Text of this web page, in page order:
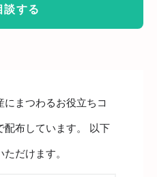
談する
にまつわるお役立ちコ
配布しています。 以下
だけます。